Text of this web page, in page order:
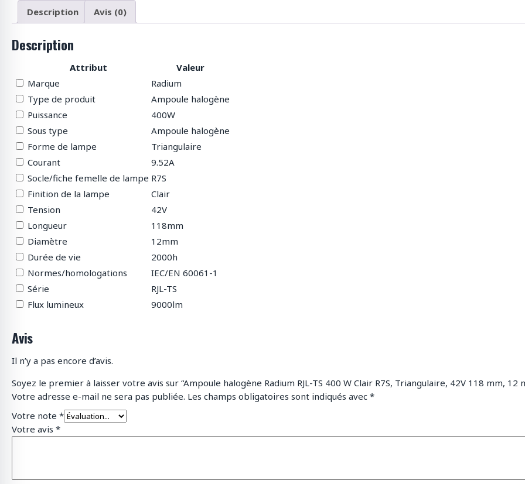
r
i
s
Description Avis (0)
Description
Attribut
Valeur
Marque
Radium
Type de produit
Ampoule halogène
Puissance
400W
Sous type
Ampoule halogène
Forme de lampe
Triangulaire
Courant
9.52A
Socle/fiche femelle de lampe R7S
Finition de la lampe
Clair
Tension
42V
Longueur
118mm
Diamètre
12mm
Durée de vie
2000h
Normes/homologations
IEC/EN 60061-1
Série
RJL-TS
Flux lumineux
9000lm
Avis
Il n’y a pas encore d’avis.
Soyez le premier à laisser votre avis sur “Ampoule halogène Radium RJL-TS 400 W Clair R7S, Triangulaire, 42V 118 mm, 12
Votre adresse e-mail ne sera pas publiée. Les champs obligatoires sont indiqués avec *
Votre note *
Votre avis *